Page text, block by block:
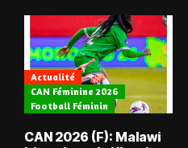
Actualité
CAN Féminine 2026
Football Féminin
CAN 2026 (F): Malawi